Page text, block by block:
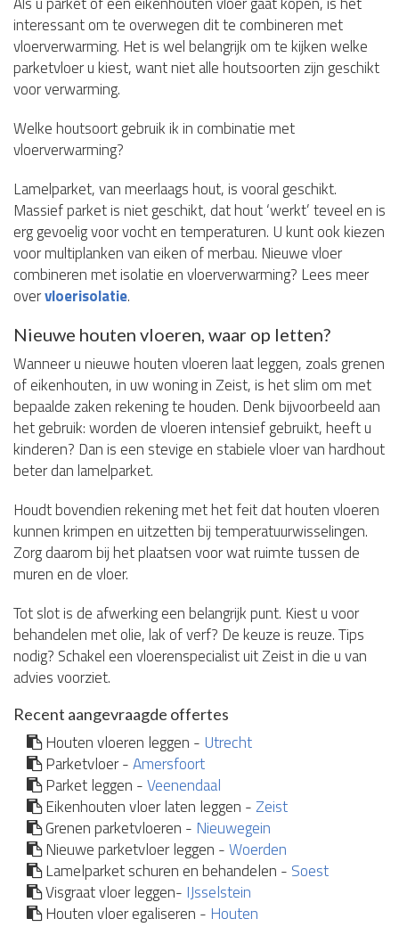
interessant om te overwegen dit te combineren met
vloerverwarming. Het is wel belangrijk om te kijken welke
parketvloer u kiest, want niet alle houtsoorten zijn geschikt
voor verwarming.
Welke houtsoort gebruik ik in combinatie met
vloerverwarming?
Lamelparket, van meerlaags hout, is vooral geschikt.
Massief parket is niet geschikt, dat hout ‘werkt’ teveel en is
erg gevoelig voor vocht en temperaturen. U kunt ook kiezen
voor multiplanken van eiken of merbau. Nieuwe vloer
combineren met isolatie en vloerverwarming? Lees meer
overvloerisolatie.
Nieuwe houten vloeren, waar op letten?
Wanneer u nieuwe houten vloeren laat leggen, zoals grenen
of eikenhouten, in uw woning in Zeist, is het slim om met
bepaalde zaken rekening te houden. Denk bijvoorbeeld aan
het gebruik: worden de vloeren intensief gebruikt, heeft u
kinderen? Dan is een stevige en stabiele vloer van hardhout
beter dan lamelparket.
Houdt bovendien rekening met het feit dat houten vloeren
kunnen krimpen en uitzetten bij temperatuurwisselingen.
Zorg daarom bij het plaatsen voor wat ruimte tussen de
muren en de vloer.
Tot slot is de afwerking een belangrijk punt. Kiest u voor
behandelen met olie, lak of verf? De keuze is reuze. Tips
nodig? Schakel een vloerenspecialist uit Zeist in die u van
advies voorziet.
Recent aangevraagde offertes
Houten vloeren leggen - Utrecht
Parketvloer -Amersfoort
Parket leggen -Veenendaal
Eikenhouten vloer laten leggen -Zeist
Grenen parketvloeren - Nieuwegein
Nieuwe parketvloer leggen -Woerden
Lamelparket schuren en behandelen - Soest
Visgraat vloer leggen- IJsselstein
Houten vloer egaliseren - Houten